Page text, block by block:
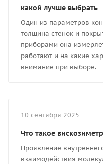
какой лучше выбрать
Один из параметров
толщина стенок и
приборами она
работают и на какие
внимание при выборе.
10 сентября 2025
Что такое
Проявление
взаимодействия